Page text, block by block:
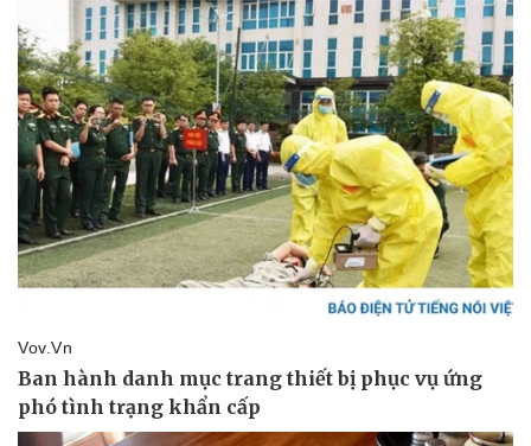
Pháp luật
Vụ án
Tin nóng
Tư vấn luật
Quân sự - Quốc phòng
Vũ khí
Việt Nam
Phân tích